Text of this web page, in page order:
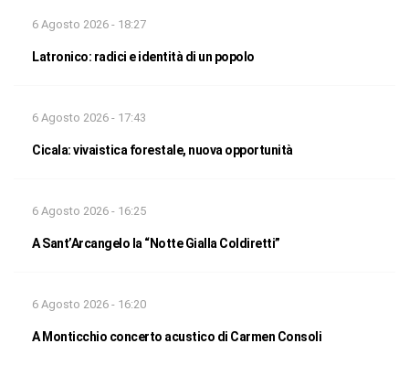
6 Agosto 2026 - 18:27
Latronico: radici e identità di un popolo
6 Agosto 2026 - 17:43
Cicala: vivaistica forestale, nuova opportunità
6 Agosto 2026 - 16:25
A Sant’Arcangelo la “Notte Gialla Coldiretti”
6 Agosto 2026 - 16:20
A Monticchio concerto acustico di Carmen Consoli